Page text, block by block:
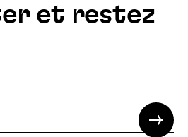
et restez